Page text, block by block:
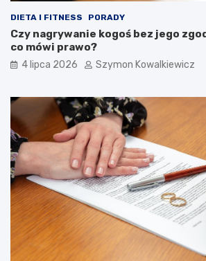
DIETA I FITNESS PORADY
Czy nagrywanie kogoś bez jego
co mówi prawo?
4 lipca 2026 Szymon Kowalkiewicz